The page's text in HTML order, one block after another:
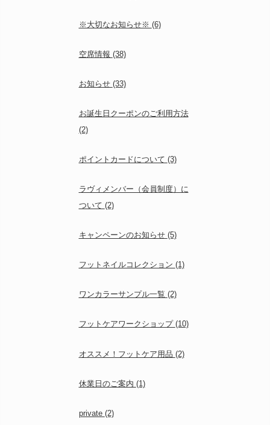
※大切なお知らせ※ (6)
空席情報 (38)
お知らせ (33)
お誕生日クーポンのご利用方法
(2)
ポイントカードについて (3)
ラヴィメンバー（会員制度）に
ついて (2)
キャンペーンのお知らせ (5)
フットネイルコレクション (1)
ワンカラーサンプル一覧 (2)
フットケアワークショップ (10)
オススメ！フットケア用品 (2)
休業日のご案内 (1)
private (2)